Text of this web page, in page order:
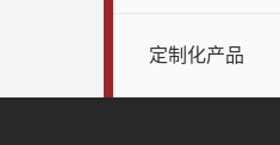
定制化产品